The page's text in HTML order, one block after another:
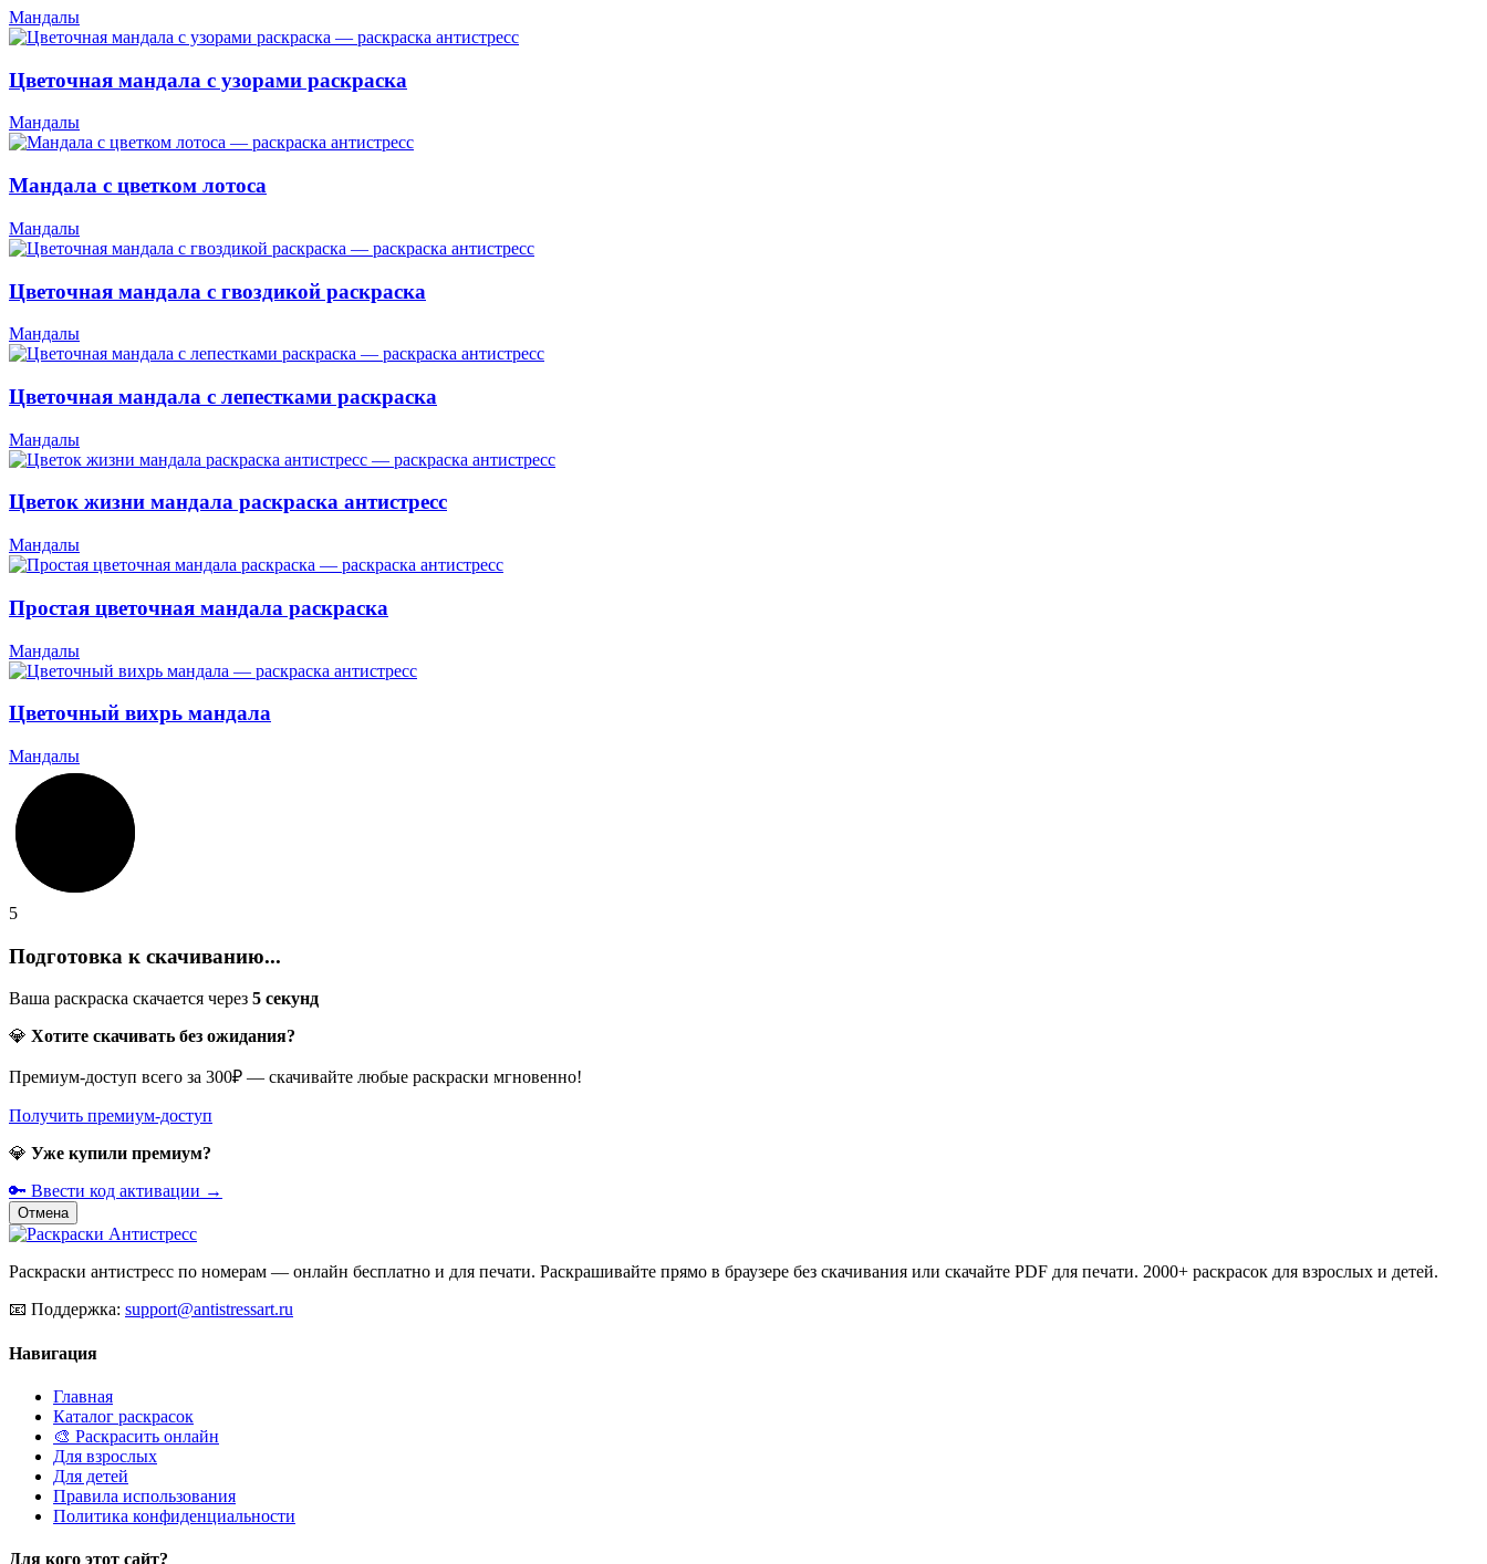
Мандалы
Цветочная мандала с узорами раскраска
Мандалы
Мандала с цветком лотоса
Мандалы
Цветочная мандала с гвоздикой раскраска
Мандалы
Цветочная мандала с лепестками раскраска
Мандалы
Цветок жизни мандала раскраска антистресс
Мандалы
Простая цветочная мандала раскраска
Мандалы
Цветочный вихрь мандала
Мандалы
5
Подготовка к скачиванию...
Ваша раскраска скачается через 5 секунд
💎 Хотите скачивать без ожидания?
Премиум-доступ всего за 300₽ — скачивайте любые раскраски мгновенно!
Получить премиум-доступ
💎 Уже купили премиум?
🔑 Ввести код активации →
Отмена
Раскраски антистресс по номерам — онлайн бесплатно и для печати. Раскрашивайте прямо в браузере без скачивания или скачайте PDF для печати. 2000+ раскрасок для взрослых и детей.
📧 Поддержка: support@antistressart.ru
Навигация
Главная
Каталог раскрасок
🎨 Раскрасить онлайн
Для взрослых
Для детей
Правила использования
Политика конфиденциальности
Для кого этот сайт?